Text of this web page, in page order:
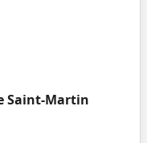
Saint-Martin